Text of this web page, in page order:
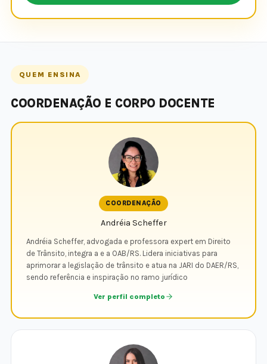
QUEM ENSINA
COORDENAÇÃO E CORPO DOCENTE
COORDENAÇÃO
Andréia Scheffer
Andréia Scheffer, advogada e professora expert em Direito
de Trânsito, integra a e a OAB/RS. Lidera iniciativas para
aprimorar a legislação de trânsito e atua na JARI do DAER/RS,
sendo referência e inspiração no ramo jurídico
Ver perfil completo